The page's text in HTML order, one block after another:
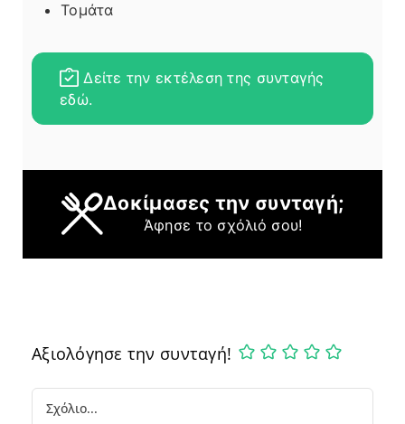
Τομάτα
Δείτε την εκτέλεση της συνταγής
εδώ.
Δοκίμασες την συνταγή;
Άφησε το σχόλιό σου!
Αξιολόγησε την συνταγή!
Comment